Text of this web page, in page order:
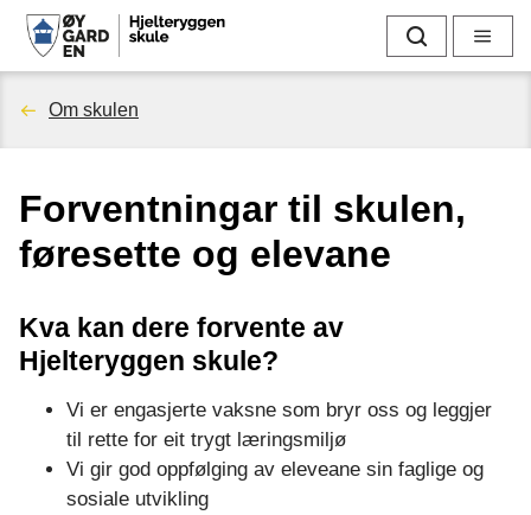
H
j
l
t
r
y
g
Søk Meny
Du
her:
Om skulen
Forventningar til skulen,
føresette og elevane
Kva kan dere forvente av
Hjelteryggen skule?
Vi er engasjerte vaksne som bryr oss og leggjer
til rette for eit trygt læringsmiljø
Vi gir god oppfølging av eleveane sin faglige og
sosiale utvikling